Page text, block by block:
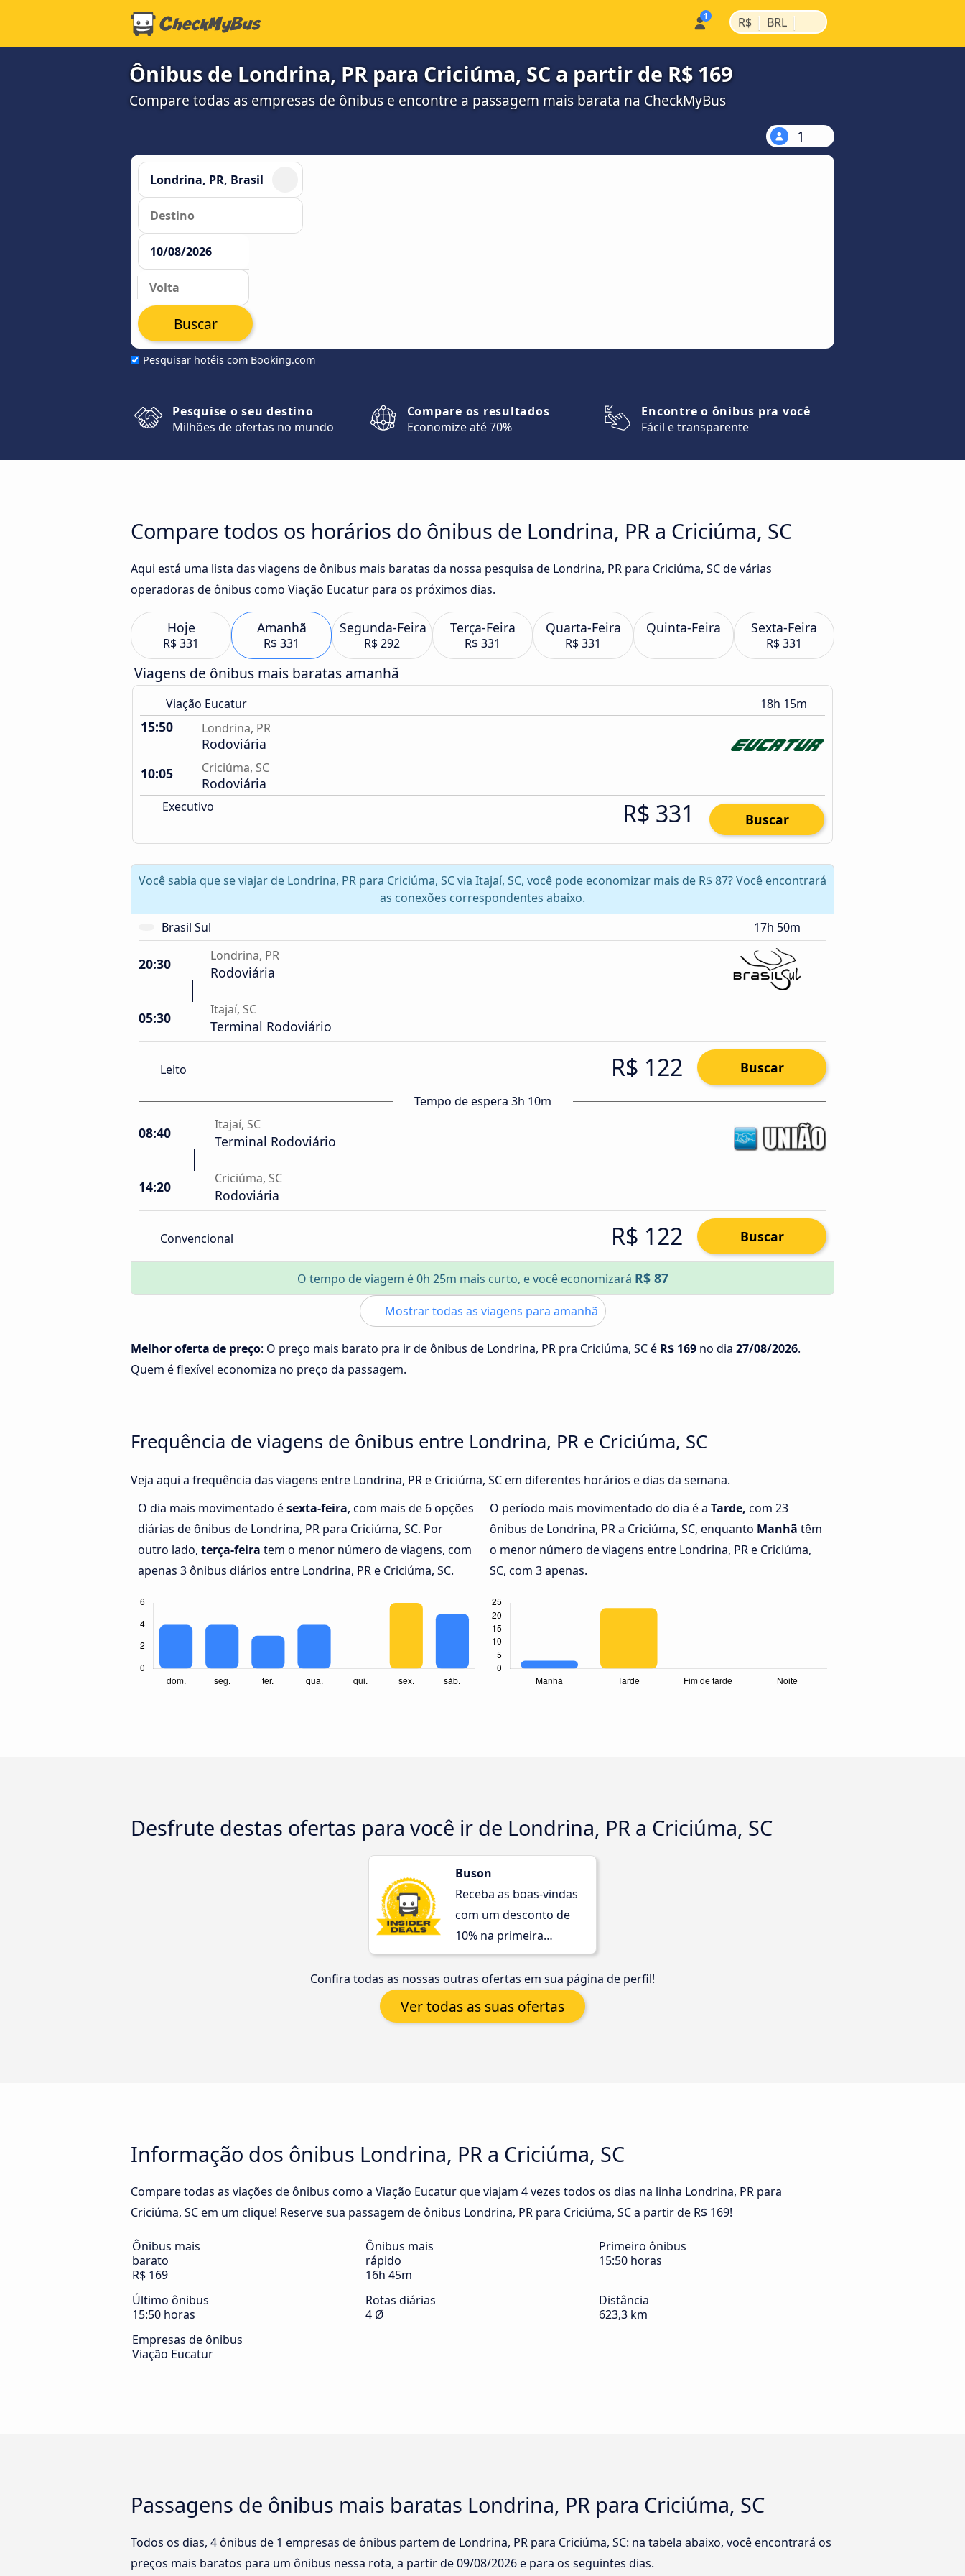
R$ | BRL |
Ônibus de Londrina, PR para Criciúma, SC a partir de R$ 169
Compare todas as empresas de ônibus e encontre a passagem mais barata na CheckMyBus
1
Pesquisar hotéis com Booking.com
Buscar
Pesquise o seu destino
Milhões de ofertas no mundo
Compare os resultados
Economize até 70%
Encontre o ônibus pra você
Fácil e transparente
Compare todos os horários do ônibus de Londrina, PR a Criciúma, SC
Aqui está uma lista das viagens de ônibus mais baratas da nossa pesquisa de Londrina, PR para Criciúma, SC de várias
operadoras de ônibus como Viação Eucatur para os próximos dias.
Hoje
R$ 331
Amanhã
R$ 331
Segunda-Feira
R$ 292
Terça-Feira
R$ 331
Quarta-Feira
R$ 331
Quinta-Feira Sexta-Feira
R$ 331
Viagens de ônibus mais baratas amanhã
Viação Eucatur 18h 15m
15:50 Londrina, PR
Rodoviária
10:05
Criciúma, SC
Rodoviária
Executivo R$ 331 Buscar
Você sabia que se viajar de Londrina, PR para Criciúma, SC via Itajaí, SC, você pode economizar mais de R$ 87? Você encontrará
as conexões correspondentes abaixo.
Brasil Sul
17h 50m
20:30 Londrina, PR
Rodoviária
05:30 Itajaí, SC
Terminal Rodoviário
Leito R$ 122 Buscar
Tempo de espera 3h 10m
08:40 Itajaí, SC
Terminal Rodoviário
14:20 Criciúma, SC
Rodoviária
Convencional R$ 122 Buscar
O tempo de viagem é 0h 25m mais curto, e você economizará R$ 87
Mostrar todas as viagens para amanhã
Melhor oferta de preço: O preço mais barato pra ir de ônibus de Londrina, PR pra Criciúma, SC é R$ 169 no dia 27/08/2026.
Quem é flexível economiza no preço da passagem.
Frequência de viagens de ônibus entre Londrina, PR e Criciúma, SC
Veja aqui a frequência das viagens entre Londrina, PR e Criciúma, SC em diferentes horários e dias da semana.
O dia mais movimentado ésexta-feira, com mais de 6 opções
diárias de ônibus de Londrina, PR para Criciúma, SC. Por
outro lado, terça-feira tem o menor número de viagens, com
apenas 3 ônibus diários entre Londrina, PR e Criciúma, SC.
O período mais movimentado do dia é a Tarde, com 23
ônibus de Londrina, PR a Criciúma, SC, enquanto Manhã têm
o menor número de viagens entre Londrina, PR e Criciúma,
SC, com 3 apenas.
Desfrute destas ofertas para você ir de Londrina, PR a Criciúma, SC
Buson
Receba as boas-vindas
com um desconto de
10% na primeira
compra!
Confira todas as nossas outras ofertas em sua página de perfil!
Ver todas as suas ofertas
Informação dos ônibus Londrina, PR a Criciúma, SC
Compare todas as viações de ônibus como a Viação Eucatur que viajam 4 vezes todos os dias na linha Londrina, PR para
Criciúma, SC em um clique! Reserve sua passagem de ônibus Londrina, PR para Criciúma, SC a partir de R$ 169!
Ônibus mais
barato
R$ 169
Ônibus mais
rápido
16h 45m
Primeiro ônibus
15:50 horas
Último ônibus
15:50 horas
Rotas diárias
4 Ø
Distância
623,3 km
Empresas de ônibus
Viação Eucatur
Passagens de ônibus mais baratas Londrina, PR para Criciúma, SC
Todos os dias, 4 ônibus de 1 empresas de ônibus partem de Londrina, PR para Criciúma, SC: na tabela abaixo, você encontrará os
preços mais baratos para um ônibus nessa rota, a partir de09/08/2026e para os seguintes dias.